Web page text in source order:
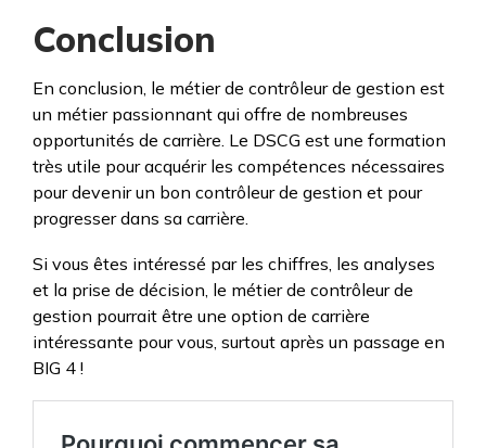
Conclusion
En conclusion, le métier de contrôleur de gestion est
un métier passionnant qui offre de nombreuses
opportunités de carrière. Le DSCG est une formation
très utile pour acquérir les compétences nécessaires
pour devenir un bon contrôleur de gestion et pour
progresser dans sa carrière.
Si vous êtes intéressé par les chiffres, les analyses
et la prise de décision, le métier de contrôleur de
gestion pourrait être une option de carrière
intéressante pour vous, surtout après un passage en
BIG 4 !